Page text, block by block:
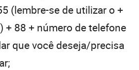
(lembre-se de utilizar o +
+ 88 + número de telefone
que você deseja/precisa